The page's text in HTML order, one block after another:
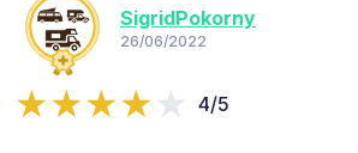
SigridPokorny
26/06/2022
4/5